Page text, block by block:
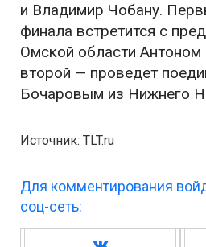
и Владимир Чобану.
финала встретится с
Омской области
второй — проведет
Бочаровым из Нижнего
Источник: TLT.ru
Для комментирования
соц-сеть: